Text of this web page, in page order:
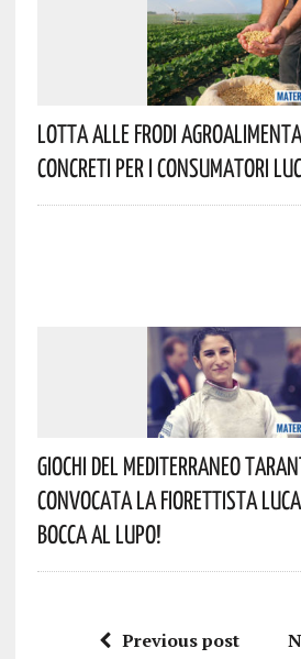
Lotta Alle Frodi
Concreti Per I Consumatori
Giochi Del Mediterraneo
Convocata La Fiorettista
Bocca Al Lupo!
Previous post